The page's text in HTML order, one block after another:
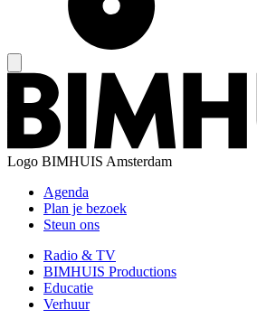
Logo BIMHUIS Amsterdam
Agenda
Plan je bezoek
Steun ons
Radio & TV
BIMHUIS Productions
Educatie
Verhuur